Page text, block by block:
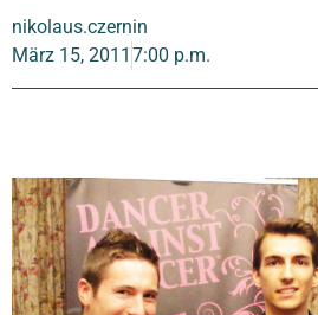
nikolaus.czernin
März 15, 2011 7:00 p.m.